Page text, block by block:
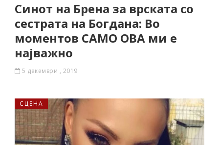
Синот на Брена за врската со
сестрата на Богдана: Во
моментов САМО ОВА ми е
најважно
5 декември , 2019
СЦЕНА